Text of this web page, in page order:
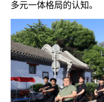
多元一体格局的认知。